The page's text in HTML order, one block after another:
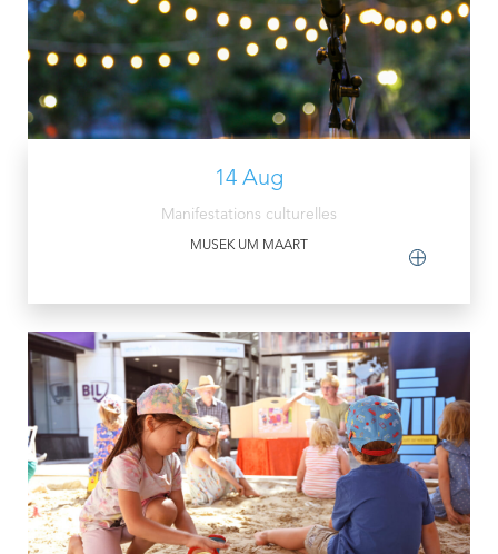
14 Aug
Manifestations culturelles
MUSEK UM MAART